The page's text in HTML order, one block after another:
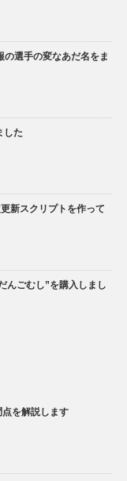
選手の変なあだ名をま
した
新スクリプトを作って
んごむし”を購入しまし
を解説します